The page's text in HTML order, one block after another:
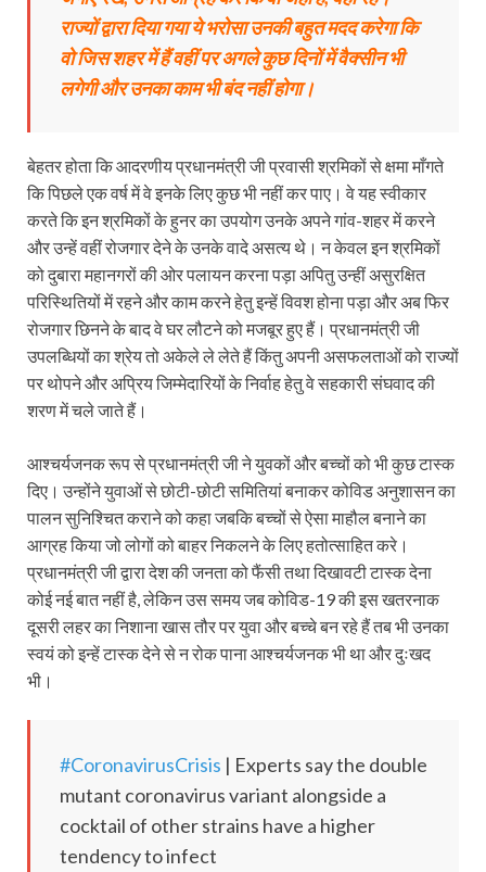
राज्यों द्वारा दिया गया ये भरोसा उनकी बहुत मदद करेगा कि
वो जिस शहर में हैं वहीं पर अगले कुछ दिनों में वैक्सीन भी
लगेगी और उनका काम भी बंद नहीं होगा।
बेहतर होता कि आदरणीय प्रधानमंत्री जी प्रवासी श्रमिकों से क्षमा माँगते
कि पिछले एक वर्ष में वे इनके लिए कुछ भी नहीं कर पाए। वे यह स्वीकार
करते कि इन श्रमिकों के हुनर का उपयोग उनके अपने गांव-शहर में करने
और उन्हें वहीं रोजगार देने के उनके वादे असत्य थे। न केवल इन श्रमिकों
को दुबारा महानगरों की ओर पलायन करना पड़ा अपितु उन्हीं असुरक्षित
परिस्थितियों में रहने और काम करने हेतु इन्हें विवश होना पड़ा और अब फिर
रोजगार छिनने के बाद वे घर लौटने को मजबूर हुए हैं। प्रधानमंत्री जी
उपलब्धियों का श्रेय तो अकेले ले लेते हैं किंतु अपनी असफलताओं को राज्यों
पर थोपने और अप्रिय जिम्मेदारियों के निर्वाह हेतु वे सहकारी संघवाद की
शरण में चले जाते हैं।
आश्चर्यजनक रूप से प्रधानमंत्री जी ने युवकों और बच्चों को भी कुछ टास्क
दिए। उन्होंने युवाओं से छोटी-छोटी समितियां बनाकर कोविड अनुशासन का
पालन सुनिश्चित कराने को कहा जबकि बच्चों से ऐसा माहौल बनाने का
आग्रह किया जो लोगों को बाहर निकलने के लिए हतोत्साहित करे।
प्रधानमंत्री जी द्वारा देश की जनता को फैंसी तथा दिखावटी टास्क देना
कोई नई बात नहीं है, लेकिन उस समय जब कोविड-19 की इस खतरनाक
दूसरी लहर का निशाना खास तौर पर युवा और बच्चे बन रहे हैं तब भी उनका
स्वयं को इन्हें टास्क देने से न रोक पाना आश्चर्यजनक भी था और दुःखद
भी।
#CoronavirusCrisis | Experts say the double
mutant coronavirus variant alongside a
cocktail of other strains have a higher
tendency to infect